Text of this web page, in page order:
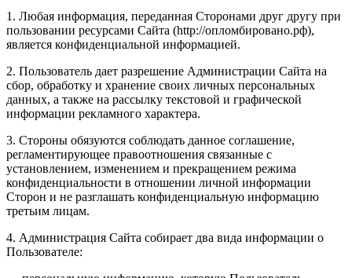
1. Любая информация, переданная Сторонами друг другу при
пользовании ресурсами Сайта (http://опломбировано.рф),
является конфиденциальной информацией.
2. Пользователь дает разрешение Администрации Сайта на
сбор, обработку и хранение своих личных персональных
данных, а также на рассылку текстовой и графической
информации рекламного характера.
3. Стороны обязуются соблюдать данное соглашение,
регламентирующее правоотношения связанные с
установлением, изменением и прекращением режима
конфиденциальности в отношении личной информации
Сторон и не разглашать конфиденциальную информацию
третьим лицам.
4. Администрация Сайта собирает два вида информации о
Пользователе: